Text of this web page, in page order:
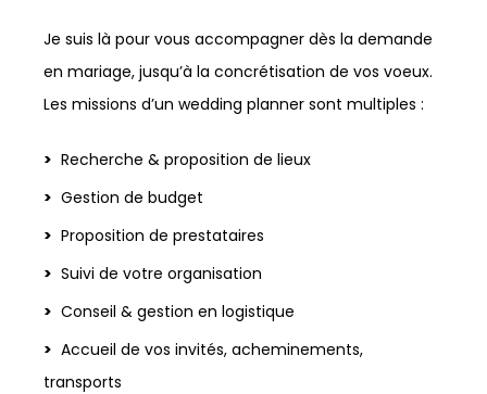
Je suis là pour vous accompagner dès la demande
en mariage, jusqu’à la concrétisation de vos voeux.
Les missions d’un wedding planner sont multiples :
Recherche & proposition de lieux
Gestion de budget
Proposition de prestataires
Suivi de votre organisation
Conseil & gestion en logistique
Accueil de vos invités, acheminements,
transports